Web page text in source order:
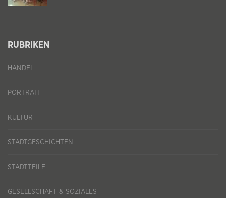
RUBRIKEN
HANDEL
PORTRAIT
KULTUR
STADTGESCHICHTEN
STADTTEILE
GESELLSCHAFT & SOZIALES